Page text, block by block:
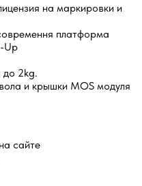
на маркировки и
платформа
Up
до 2kg.
и крышки MOS модуля
сайте